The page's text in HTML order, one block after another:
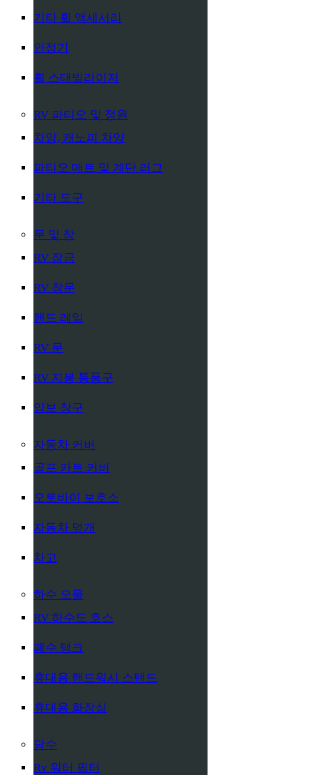
기타 휠 액세서리
안정기
휠 스태빌라이저
RV 파티오 및 정원
차양, 캐노피 차양
파티오 매트 및 계단 러그
기타 도구
문 및 창
RV 잠금
RV 창문
핸드 레일
RV 문
RV 지붕 통풍구
양보 창구
자동차 커버
골프 카트 커버
오토바이 보호소
자동차 덮개
차고
하수 오물
RV 하수도 호스
폐수 탱크
휴대용 핸드워시 스탠드
휴대용 화장실
담수
Rv 워터 필터